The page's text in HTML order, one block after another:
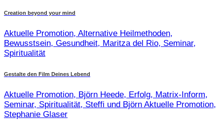
Creation beyond your mind
Aktuelle Promotion, Alternative Heilmethoden,
Bewusstsein, Gesundheit, Maritza del Rio, Seminar,
Spiritualität
Gestalte den Film Deines Lebend
Aktuelle Promotion, Björn Heede, Erfolg, Matrix-Inform,
Seminar, Spiritualität, Steffi und Björn Aktuelle Promotion,
Stephanie Glaser